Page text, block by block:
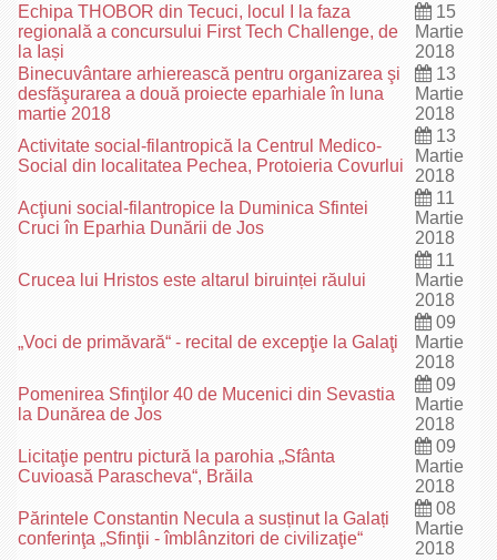
Echipa THOBOR din Tecuci, locul I la faza
regională a concursului First Tech Challenge, de
la Iași
15
Martie
2018
Binecuvântare arhierească pentru organizarea şi
desfăşurarea a două proiecte eparhiale în luna
martie 2018
13
Martie
2018
Activitate social-filantropică la Centrul Medico-
Social din localitatea Pechea, Protoieria Covurlui
13
Martie
2018
Acţiuni social-filantropice la Duminica Sfintei
Cruci în Eparhia Dunării de Jos
11
Martie
2018
Crucea lui Hristos este altarul biruinței răului
11
Martie
2018
„Voci de primăvară“ - recital de excepţie la Galaţi
09
Martie
2018
Pomenirea Sfinţilor 40 de Mucenici din Sevastia
la Dunărea de Jos
09
Martie
2018
Licitaţie pentru pictură la parohia „Sfânta
Cuvioasă Parascheva“, Brăila
09
Martie
2018
Părintele Constantin Necula a susținut la Galați
conferinţa „Sfinţii - îmblânzitori de civilizaţie“
08
Martie
2018